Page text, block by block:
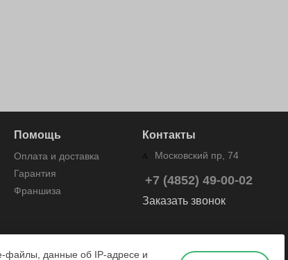
Помощь
Оплата и доставка
Гарантия
Франшиза
Контакты
Московский пр, 74
+7 (4852) 49-00-02
Заказать звонок
файлы, данные об IP-адресе и